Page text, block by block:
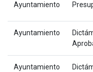
Ayuntamiento
Ayuntamiento
Ayuntamiento